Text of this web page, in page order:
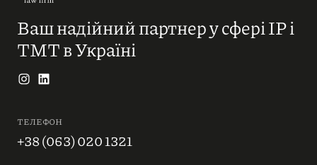
Ваш надійний партнер у сфері IP і
ТМТ в Україні
ТЕЛЕФОН
+38 (063) 020 1321